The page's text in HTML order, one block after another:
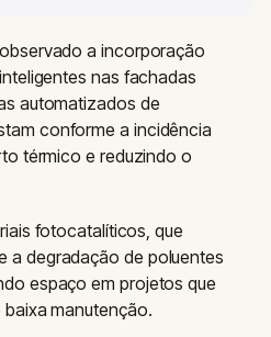
a incorporação
nas fachadas
automatizados de
conforme a incidência
térmico e reduzindo o
fotocatalíticos, que
a degradação de poluentes
espaço em projetos que
manutenção.